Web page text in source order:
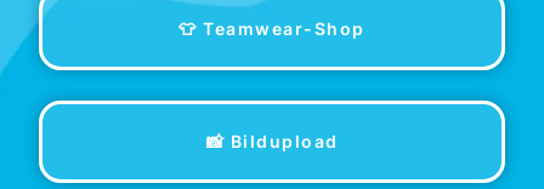
👕 Teamwear-Shop
📸 Bildupload